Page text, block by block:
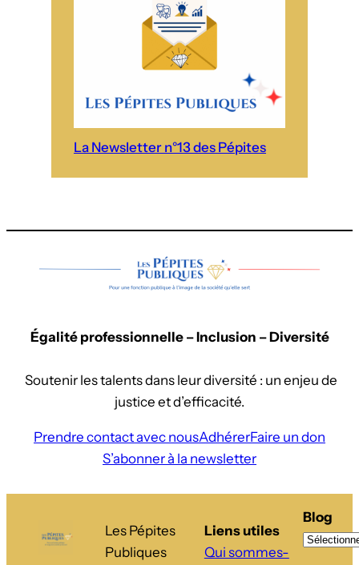
La Newsletter n°13 des Pépites
Égalité professionnelle – Inclusion – Diversité
Soutenir les talents dans leur diversité : un enjeu de
justice et d’efficacité.
Prendre contact avec nousAdhérerFaire un don
S’abonner à la newsletter
Les Pépites
Publiques
Liens utiles
Qui sommes-
Blog